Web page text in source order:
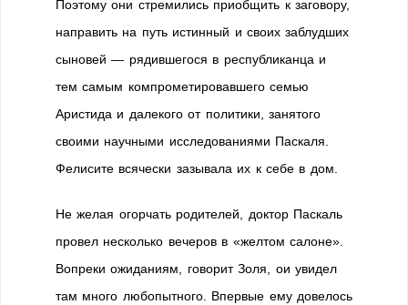
Поэтому они стремились приобщить к заговору,
направить на путь истинный и своих заблудших
сыновей — рядившегося в республиканца и
тем самым компрометировавшего семью
Аристида и далекого от политики, занятого
своими научными исследованиями Паскаля.
Фелисите всячески зазывала их к себе в дом.
Не желая огорчать родителей, доктор Паскаль
провел несколько вечеров в «желтом салоне».
Вопреки ожиданиям, говорит Золя, ои увидел
там много любопытного. Впервые ему довелось